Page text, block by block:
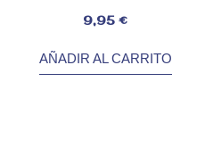
9,95 €
AÑADIR AL CARRITO